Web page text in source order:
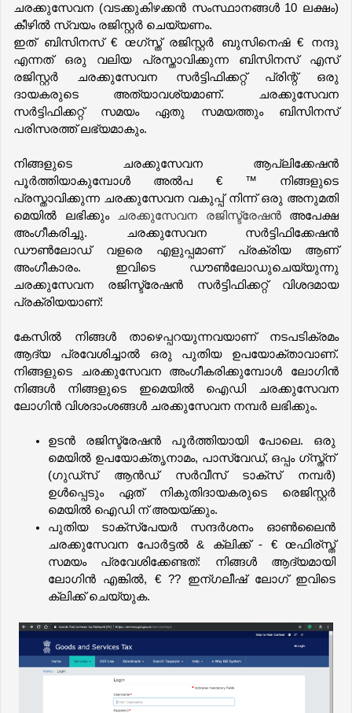
ചരക്കുസേവന (വടക്കുകിഴക്കൻ സംസ്ഥാനങ്ങൾ 10 ലക്ഷം)
കീഴിൽ സ്വയം രജിസ്റ്റർ ചെയ്യണം.
ഇത് ബിസിനസ് € œഗ്സ്ത് രജിസ്റ്റർ ബുസിനെഷ̂ € നന്ദു
എന്നത് ഒരു വലിയ പ്രസ്താവിക്കുന്ന ബിസിനസ് എസ്
രജിസ്റ്റർ ചരക്കുസേവന സർട്ടിഫിക്കറ്റ് പ്രിന്റ് ഒരു
ദായകരുടെ അത്യാവശ്യമാണ്. ചരക്കുസേവന
സർട്ടിഫിക്കറ്റ് സമയം ഏതു സമയത്തും ബിസിനസ്
പരിസരത്ത് ലഭ്യമാകും.
നിങ്ങളുടെ ചരക്കുസേവന ആപ്ലിക്കേഷൻ
പൂർത്തിയാകുമ്പോൾ അൽപ € ™ നിങ്ങളുടെ
പ്രസ്താവിക്കുന്ന ചരക്കുസേവന വകുപ്പ് നിന്ന് ഒരു അനുമതി
മെയിൽ ലഭിക്കും
ചരക്കുസേവന രജിസ്ട്രേഷൻ അപേക്ഷ
അംഗീകരിച്ചു. ചരക്കുസേവന സർട്ടിഫിക്കേഷൻ
ഡൗൺലോഡ് വളരെ എളുപ്പമാണ് പ്രക്രിയ ആണ്
അംഗീകാരം. ഇവിടെ ഡൗൺലോഡുചെയ്യുന്നു
ചരക്കുസേവന രജിസ്ട്രേഷൻ സർട്ടിഫിക്കറ്റ് വിശദമായ
പ്രക്രിയയാണ്:
കേസിൽ നിങ്ങൾ താഴെപ്പറയുന്നവയാണ് നടപടിക്രമം
ആദ്യ പ്രവേശിച്ചാൽ ഒരു പുതിയ ഉപയോക്താവാണ്.
നിങ്ങളുടെ ചരക്കുസേവന അംഗീകരിക്കുമ്പോൾ ലോഗിൻ
നിങ്ങൾ നിങ്ങളുടെ ഇമെയിൽ ഐഡി ചരക്കുസേവന
ലോഗിൻ വിശദാംശങ്ങൾ ചരക്കുസേവന നമ്പർ ലഭിക്കും.
ഉടൻ രജിസ്ട്രേഷൻ പൂർത്തിയായി പോലെ. ഒരു
മെയിൽ ഉപയോക്തൃനാമം, പാസ്വേഡ്, ഒപ്പം ഗ്സ്ത്ന്
(ഗുഡ്സ് ആൻഡ് സർവീസ് ടാക്സ് നമ്പർ)
ഉൾപ്പെടും ഏത് നികുതിദായകരുടെ രെജിസ്റ്റർ
മെയിൽ ഐഡി ന് അയയ്ക്കും.
പുതിയ ടാക്സ്പേയർ സന്ദർശനം ഓൺലൈൻ
ചരക്കുസേവന പോർട്ടൽ & ക്ലിക്ക് - € œഫിര്സ്ത്
സമയം പ്രവേശിക്കേണ്ടത്: നിങ്ങൾ ആദ്യമായി
ലോഗിൻ എങ്കിൽ, € ?? ഇന്ഗലീഷ് ലോഗ് ഇവിടെ
ക്ലിക്ക് ചെയ്യുക.